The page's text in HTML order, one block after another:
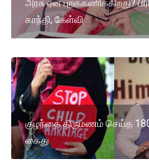
அரசு ஏன் புறக்கணிக்கிறது?
காந்தி, கேள்வி
குழந்தை திருமணம் செய்த
கைது